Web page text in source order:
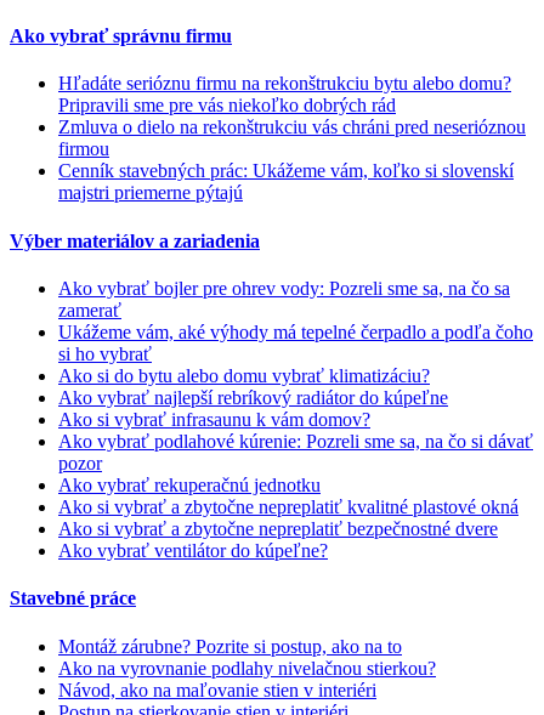
Ako vybrať správnu firmu
Hľadáte serióznu firmu na rekonštrukciu bytu alebo domu?
Pripravili sme pre vás niekoľko dobrých rád
Zmluva o dielo na rekonštrukciu vás chráni pred neserióznou
firmou
Cenník stavebných prác: Ukážeme vám, koľko si slovenskí
majstri priemerne pýtajú
Výber materiálov a zariadenia
Ako vybrať bojler pre ohrev vody: Pozreli sme sa, na čo sa
zamerať
Ukážeme vám, aké výhody má tepelné čerpadlo a podľa čoho
si ho vybrať
Ako si do bytu alebo domu vybrať klimatizáciu?
Ako vybrať najlepší rebríkový radiátor do kúpeľne
Ako si vybrať infrasaunu k vám domov?
Ako vybrať podlahové kúrenie: Pozreli sme sa, na čo si dávať
pozor
Ako vybrať rekuperačnú jednotku
Ako si vybrať a zbytočne nepreplatiť kvalitné plastové okná
Ako si vybrať a zbytočne nepreplatiť bezpečnostné dvere
Ako vybrať ventilátor do kúpeľne?
Stavebné práce
Montáž zárubne? Pozrite si postup, ako na to
Ako na vyrovnanie podlahy nivelačnou stierkou?
Návod, ako na maľovanie stien v interiéri